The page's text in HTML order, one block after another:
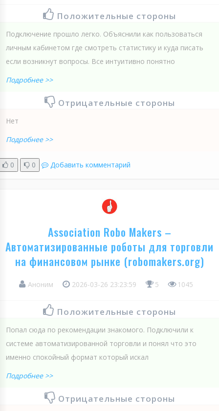
Положительные стороны
Подключение прошло легко. Объяснили как пользоваться
личным кабинетом где смотреть статистику и куда писать
если возникнут вопросы. Все интуитивно понятно
Подробнее >>
Отрицательные стороны
Нет
Подробнее >>
0 0 Добавить комментарий
Association Robo Makers –
Автоматизированные роботы для торговли
на финансовом рынке (robomakers.org)
Аноним 2026-03-26 23:23:59 5 1045
Положительные стороны
Попал сюда по рекомендации знакомого. Подключили к
системе автоматизированной торговли и понял что это
именно спокойный формат который искал
Подробнее >>
Отрицательные стороны